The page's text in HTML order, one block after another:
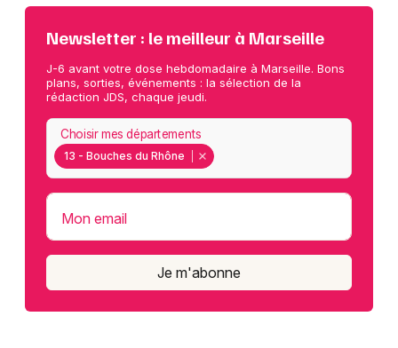
Newsletter : le meilleur à Marseille
J-6 avant votre dose hebdomadaire à Marseille. Bons
plans, sorties, événements : la sélection de la
rédaction JDS, chaque jeudi.
13 - Bouches du Rhône
Choisir mes départements
Mon email
Je m'abonne